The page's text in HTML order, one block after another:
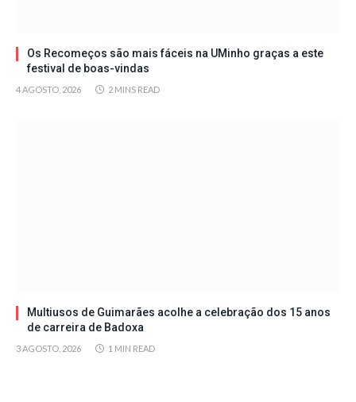
Os Recomeços são mais fáceis na UMinho graças a este
festival de boas-vindas
4 AGOSTO, 2026 2 MINS READ
Multiusos de Guimarães acolhe a celebração dos 15 anos
de carreira de Badoxa
3 AGOSTO, 2026 1 MIN READ